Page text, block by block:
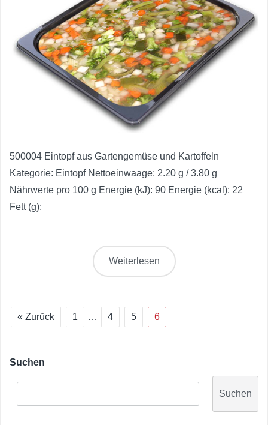
500004 Eintopf aus Gartengemüse und Kartoffeln
Kategorie: Eintopf Nettoeinwaage: 2.20 g / 3.80 g
Nährwerte pro 100 g Energie (kJ): 90 Energie (kcal): 22
Fett (g):
Weiterlesen
« Zurück 1 … 4 5 6
Suchen
Suchen